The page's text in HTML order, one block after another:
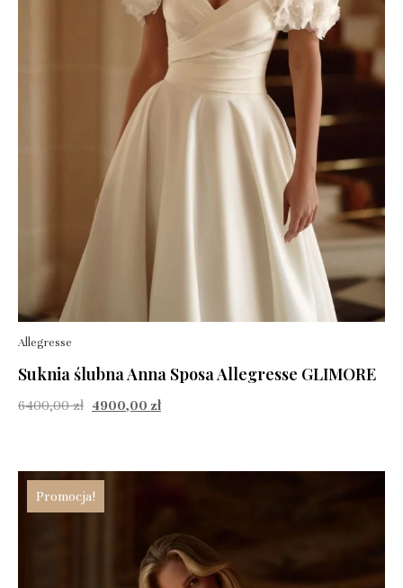
Allegresse
Suknia ślubna Anna Sposa Allegresse GLIMORE
6400,00zł 4900,00 zł
Promocja!